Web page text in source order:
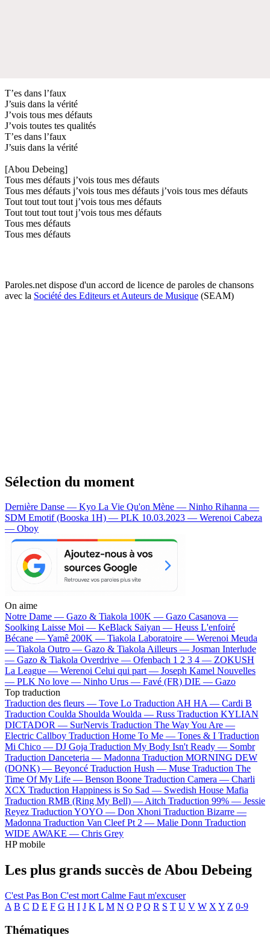
T’es dans l’faux
J’suis dans la vérité
J’vois tous mes défauts
J’vois toutes tes qualités
T’es dans l’faux
J’suis dans la vérité
[Abou Debeing]
Tous mes défauts j’vois tous mes défauts
Tous mes défauts j’vois tous mes défauts j’vois tous mes défauts
Tout tout tout tout j’vois tous mes défauts
Tout tout tout tout j’vois tous mes défauts
Tous mes défauts
Tous mes défauts
Paroles.net dispose d'un accord de licence de paroles de chansons
avec la Société des Editeurs et Auteurs de Musique (SEAM)
Sélection du moment
Dernière Danse — Kyo La Vie Qu'on Mène — Ninho Rihanna —
SDM Emotif (Booska 1H) — PLK 10.03.2023 — Werenoi Cabeza
— Oboy
On aime
Notre Dame — Gazo & Tiakola 100K — Gazo Casanova —
Soolking Laisse Moi — KeBlack Saiyan — Heuss L'enfoiré
Bécane —Yamê 200K — Tiakola Laboratoire — Werenoi Meuda
— Tiakola Outro — Gazo & TiakolaAilleurs — Josman Interlude
— Gazo & Tiakola Overdrive — Ofenbach 1 2 3 4 — ZOKUSH
La League — Werenoi Celui qui part — Joseph Kamel Nouvelles
— PLK No love — Ninho Urus — Favé (FR) DIE — Gazo
Top traduction
Traduction des fleurs — Tove Lo Traduction AH HA — Cardi B
Traduction Coulda Shoulda Woulda — Russ Traduction KYLIAN
DICTADOR — SurNervis Traduction The Way You Are —
Electric Callboy Traduction Home To Me — Tones & I Traduction
Mi Chico — DJ Goja Traduction My Body Isn't Ready — Sombr
Traduction Danceteria — Madonna Traduction MORNING DEW
(DONK) — Beyoncé Traduction Hush — Muse Traduction The
Time Of My Life — Benson Boone Traduction Camera — Charli
XCX Traduction Happiness is So Sad — Swedish House Mafia
Traduction RMB (Ring My Bell) —Aitch Traduction 99% — Jessie
Reyez Traduction YOYO — Don Xhoni Traduction Bizarre —
Madonna Traduction Van Cleef Pt 2 — Malie Donn Traduction
WIDE AWAKE — Chris Grey
HP mobile
Les plus grands succès de Abou Debeing
C'est Pas Bon C'est mort Calme Faut m'excuser
A B C D E F G H I J K L M N O P Q R S T U V W X Y Z 0-9
Thématiques